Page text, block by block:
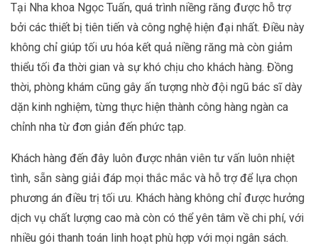
Tại Nha khoa Ngọc Tuấn, quá trình niềng răng được hỗ trợ
bởi các thiết bị tiên tiến và công nghệ hiện đại nhất. Điều này
không chỉ giúp tối ưu hóa kết quả niềng răng mà còn giảm
thiểu tối đa thời gian và sự khó chịu cho khách hàng. Đồng
thời, phòng khám cũng gây ấn tượng nhờ đội ngũ bác sĩ dày
dặn kinh nghiệm, từng thực hiện thành công hàng ngàn ca
chỉnh nha từ đơn giản đến phức tạp.
Khách hàng đến đây luôn được nhân viên tư vấn luôn nhiệt
tình, sẵn sàng giải đáp mọi thắc mắc và hỗ trợ để lựa chọn
phương án điều trị tối ưu. Khách hàng không chỉ được hưởng
dịch vụ chất lượng cao mà còn có thể yên tâm về chi phí, với
nhiều gói thanh toán linh hoạt phù hợp với mọi ngân sách.